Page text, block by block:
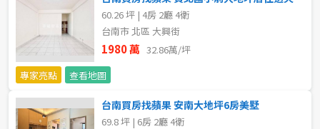
60.26 坪 | 4房 2廳 4衛
台南市 北區 大興街
1980 萬 32.86萬/坪
專家亮點
查看地圖
台南買房找蘋果 安南大地坪6房美墅
69.8 坪 | 6房 2廳 4衛